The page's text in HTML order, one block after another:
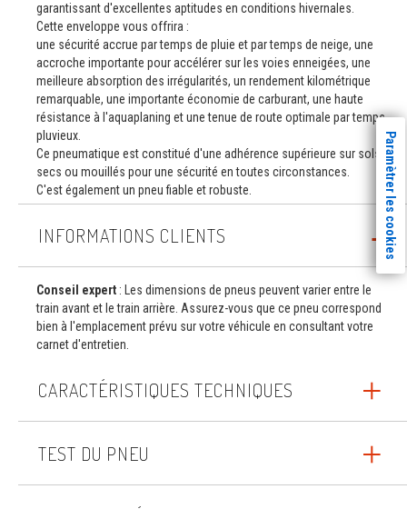
garantissant d'excellentes aptitudes en conditions hivernales.
Cette enveloppe vous offrira :
une sécurité accrue par temps de pluie et par temps de neige, une
accroche importante pour accélérer sur les voies enneigées, une
meilleure absorption des irrégularités, un rendement kilométrique
remarquable, une importante économie de carburant, une haute
résistance à l'aquaplaning et une tenue de route optimale par temps
pluvieux.
Ce pneumatique est constitué d'une adhérence supérieure sur sols
secs ou mouillés pour une sécurité en toutes circonstances.
C'est également un pneu fiable et robuste.
INFORMATIONS CLIENTS
Conseil expert : Les dimensions de pneus peuvent varier entre le
train avant et le train arrière. Assurez-vous que ce pneu correspond
bien à l'emplacement prévu sur votre véhicule en consultant votre
carnet d'entretien.
CARACTÉRISTIQUES TECHNIQUES
TEST DU PNEU
Paramètrer les cookies